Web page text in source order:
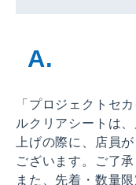
「プロジェクトセ
ルクリアシートは
上げの際に、店員
ございます。ご了承
また、先着・数量